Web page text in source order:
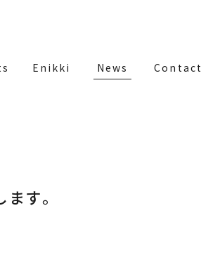
Enikki News Contact
す。